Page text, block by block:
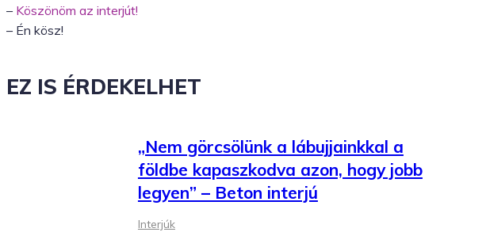
– Köszönöm az interjút!
– Én kösz!
EZ IS ÉRDEKELHET
„Nem görcsölünk a lábujjainkkal a
földbe kapaszkodva azon, hogy jobb
legyen” – Beton interjú
Interjúk